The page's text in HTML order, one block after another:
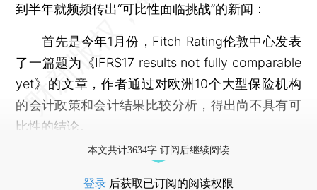
到半年就频频传出“可比性面临挑战”的新闻：
首先是今年1月份，Fitch Rating伦敦中心发表
了一篇题为《IFRS17 results not fully comparable
yet》的文章，作者通过对欧洲10个大型保险机构
的会计政策和会计结果比较分析，得出尚不具有可
比性的结论。
本文共计3634字 订阅后继续阅读
登录 后获取已订阅的阅读权限